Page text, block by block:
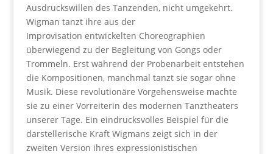
Ausdruckswillen des Tanzenden, nicht umgekehrt.
Wigman tanzt ihre aus der
Improvisation entwickelten Choreographien
überwiegend zu der Begleitung von Gongs oder
Trommeln. Erst während der Probenarbeit entstehen
die Kompositionen, manchmal tanzt sie sogar ohne
Musik. Diese revolutionäre Vorgehensweise machte
sie zu einer Vorreiterin des modernen Tanztheaters
unserer Tage. Ein eindrucksvolles Beispiel für die
darstellerische Kraft Wigmans zeigt sich in der
zweiten Version ihres expressionistischen